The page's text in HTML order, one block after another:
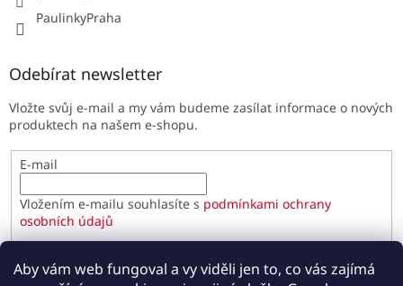
Aby vám web fungoval a vy viděli jen to, co vás zajímá
PaulinkyPraha
Odebírat newsletter
Vložte svůj e-mail a my vám budeme zasílat informace o nových
produktech na našem e-shopu.
E-mail
Vložením e-mailu souhlasíte s podmínkami ochrany
osobních údajů
PŘIHLÁSIT SE